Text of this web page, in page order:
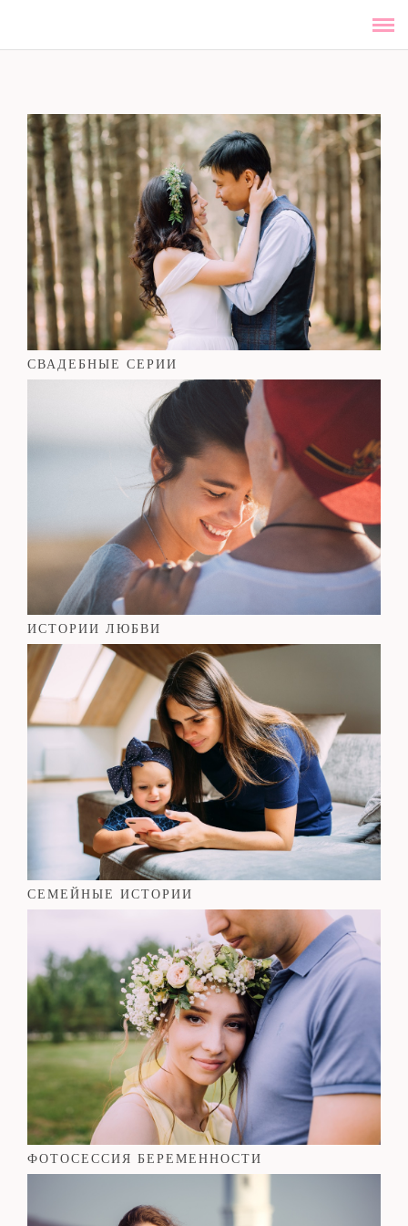
ПРАЙС
Дополнительная информация
СВАДЕБНЫЕ СЕРИИ
ИСТОРИИ ЛЮБВИ
СЕМЕЙНЫЕ ИСТОРИИ
ФОТОСЕССИЯ БЕРЕМЕННОСТИ